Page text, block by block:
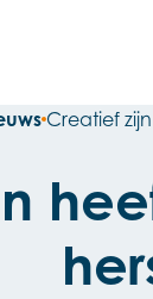
Creatief